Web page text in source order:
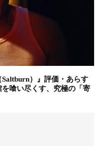
Saltburn）』評価・あらす
喰い尽くす、究極の「寄